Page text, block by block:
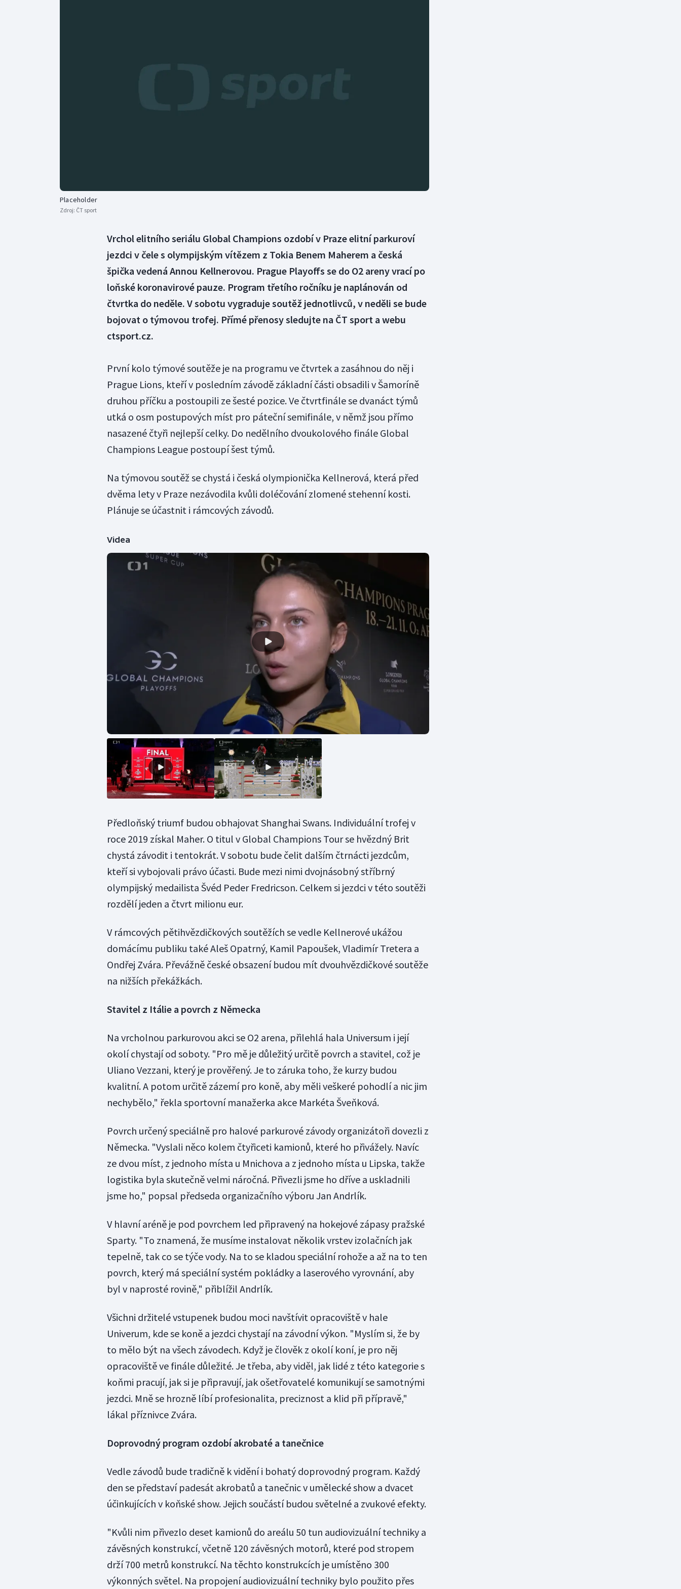
Parasport
Placeholder
Zdroj: ČT sport
Vrchol elitního seriálu Global Champions ozdobí v Praze elitní parkuroví
jezdci v čele s olympijským vítězem z Tokia Benem Maherem a česká
špička vedená Annou Kellnerovou. Prague Playoffs se do O2 areny vrací po
loňské koronavirové pauze. Program třetího ročníku je naplánován od
čtvrtka do neděle. V sobotu vygraduje soutěž jednotlivců, v neděli se bude
bojovat o týmovou trofej. Přímé přenosy sledujte na ČT sport a webu
ctsport.cz.
První kolo týmové soutěže je na programu ve čtvrtek a zasáhnou do něj i
Prague Lions, kteří v posledním závodě základní části obsadili v Šamoríně
druhou příčku a postoupili ze šesté pozice. Ve čtvrtfinále se dvanáct týmů
utká o osm postupových míst pro páteční semifinále, v němž jsou přímo
nasazené čtyři nejlepší celky. Do nedělního dvoukolového finále Global
Champions League postoupí šest týmů.
Na týmovou soutěž se chystá i česká olympionička Kellnerová, která před
dvěma lety v Praze nezávodila kvůli doléčování zlomené stehenní kosti.
Plánuje se účastnit i rámcových závodů.
Videa
Předloňský triumf budou obhajovat Shanghai Swans. Individuální trofej v
roce 2019 získal Maher. O titul v Global Champions Tour se hvězdný Brit
chystá závodit i tentokrát. V sobotu bude čelit dalším čtrnácti jezdcům,
kteří si vybojovali právo účasti. Bude mezi nimi dvojnásobný stříbrný
olympijský medailista Švéd Peder Fredricson. Celkem si jezdci v této soutěži
rozdělí jeden a čtvrt milionu eur.
V rámcových pětihvězdičkových soutěžích se vedle Kellnerové ukážou
domácímu publiku také Aleš Opatrný, Kamil Papoušek, Vladimír Tretera a
Ondřej Zvára. Převážně české obsazení budou mít dvouhvězdičkové soutěže
na nižších překážkách.
Stavitel z Itálie a povrch z Německa
Na vrcholnou parkurovou akci se O2 arena, přilehlá hala Universum i její
okolí chystají od soboty. "Pro mě je důležitý určitě povrch a stavitel, což je
Uliano Vezzani, který je prověřený. Je to záruka toho, že kurzy budou
kvalitní. A potom určitě zázemí pro koně, aby měli veškeré pohodlí a nic jim
nechybělo," řekla sportovní manažerka akce Markéta Šveňková.
Povrch určený speciálně pro halové parkurové závody organizátoři dovezli z
Německa. "Vyslali něco kolem čtyřiceti kamionů, které ho přivážely. Navíc
ze dvou míst, z jednoho místa u Mnichova a z jednoho místa u Lipska, takže
logistika byla skutečně velmi náročná. Přivezli jsme ho dříve a uskladnili
jsme ho," popsal předseda organizačního výboru Jan Andrlík.
V hlavní aréně je pod povrchem led připravený na hokejové zápasy pražské
Sparty. "To znamená, že musíme instalovat několik vrstev izolačních jak
tepelně, tak co se týče vody. Na to se kladou speciální rohože a až na to ten
povrch, který má speciální systém pokládky a laserového vyrovnání, aby
byl v naprosté rovině," přiblížil Andrlík.
Všichni držitelé vstupenek budou moci navštívit opracoviště v hale
Univerum, kde se koně a jezdci chystají na závodní výkon. "Myslím si, že by
to mělo být na všech závodech. Když je člověk z okolí koní, je pro něj
opracoviště ve finále důležité. Je třeba, aby viděl, jak lidé z této kategorie s
koňmi pracují, jak si je připravují, jak ošetřovatelé komunikují se samotnými
jezdci. Mně se hrozně líbí profesionalita, preciznost a klid při přípravě,"
lákal příznivce Zvára.
Doprovodný program ozdobí akrobaté a tanečnice
Vedle závodů bude tradičně k vidění i bohatý doprovodný program. Každý
den se představí padesát akrobatů a tanečnic v umělecké show a dvacet
účinkujících v koňské show. Jejich součástí budou světelné a zvukové efekty.
"Kvůli nim přivezlo deset kamionů do areálu 50 tun audiovizuální techniky a
závěsných konstrukcí, včetně 120 závěsných motorů, které pod stropem
drží 700 metrů konstrukcí. Na těchto konstrukcích je umístěno 300
výkonných světel. Na propojení audiovizuální techniky bylo použito přes